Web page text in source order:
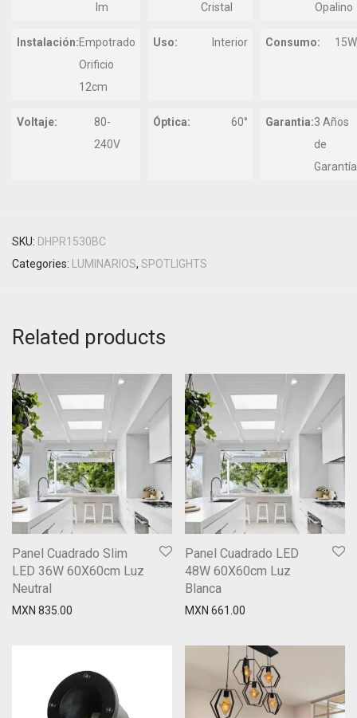
lm
Cristal
Opalino
Instalación:Empotrado
Orificio
12cm
Uso: Interior Consumo: 15W
Voltaje:
80-
240V
Óptica: 60° Garantia:3 Años
de
Garantía
SKU: DHPR1530BC
Categories:
LUMINARIOS, SPOTLIGHTS
Related products
Panel Cuadrado Slim
LED 36W 60X60cm Luz
Neutral
MXN 835.00
Panel Cuadrado LED
48W 60X60cm Luz
Blanca
MXN 661.00